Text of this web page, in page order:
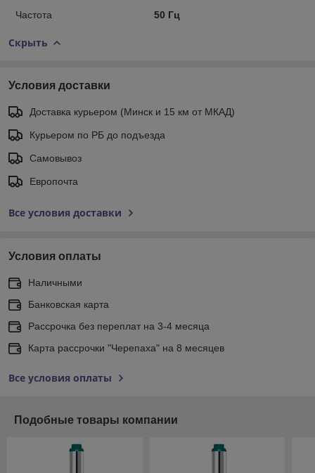
Частота 50 Гц
Скрыть
Условия доставки
Доставка курьером (Минск и 15 км от МКАД)
Курьером по РБ до подъезда
Самовывоз
Европочта
Все условия доставки
Условия оплаты
Наличными
Банковская карта
Рассрочка без переплат на 3-4 месяца
Карта рассрочки "Черепаха" на 8 месяцев
Все условия оплаты
Подобные товары компании